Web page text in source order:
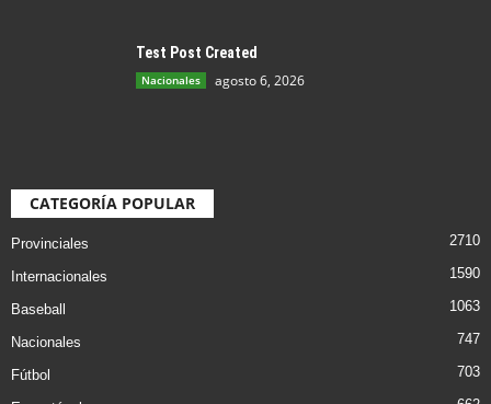
Test Post Created
Nacionales agosto 6, 2026
CATEGORÍA POPULAR
Provinciales 2710
Internacionales 1590
Baseball 1063
Nacionales 747
Fútbol 703